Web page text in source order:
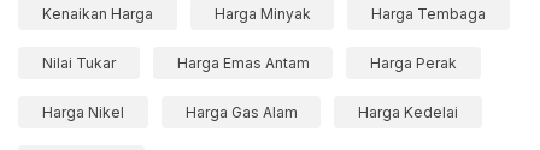
Kenaikan Harga Harga Minyak Harga Tembaga
Nilai Tukar Harga Emas Antam Harga Perak
Harga Nikel Harga Gas Alam Harga Kedelai